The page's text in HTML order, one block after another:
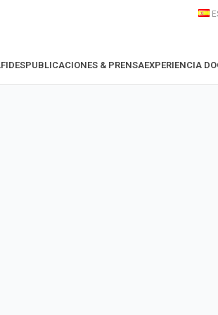
FIDESPUBLICACIONES & PRENSAEXPERIENCIA